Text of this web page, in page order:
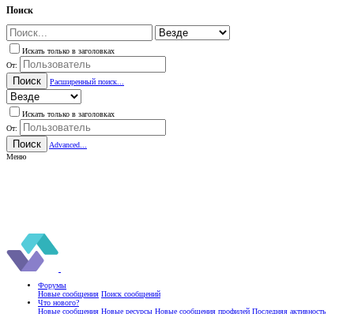
Поиск
Искать только в заголовках
От:
Поиск Расширенный поиск...
Искать только в заголовках
От:
Поиск
Advanced...
Меню
Форумы
Новые сообщения Поиск сообщений
Что нового?
Новые сообщения Новые ресурсы Новые сообщения профилей Последняя активность